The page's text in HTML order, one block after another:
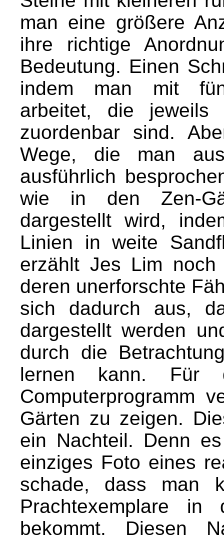
man eine größere
ihre richtige
Bedeutung. Einen
indem man mit
arbeitet, die jeweils
zuordenbar sind.
Wege, die man
ausführlich
wie in den Zen-
dargestellt wird,
Linien in weite
erzählt Jes Lim
deren unerforschte
sich dadurch aus,
dargestellt werden
durch die
lernen kann. Für
Computerprogramm
Gärten zu zeigen.
ein Nachteil. Denn
einziges Foto eines
schade, dass man
Prachtexemplare
bekommt. Diesen